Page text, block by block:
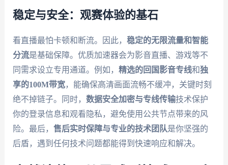
稳定与安全：观赛体验的基石
看直播最怕卡顿和断流。因此， 稳定的无限流量和智能
分流是基础保障。优质加速器会为影音直播、游戏等不
同需求设立专用通道。例如， 精选的回国影音专线和独
享的100M带宽，能确保高清画面流畅不缓冲，关键时刻
绝不掉链子。同时， 数据安全加密与专线传输技术保护
你的登录信息和观看隐私，避免使用公共节点带来的风
险。最后， 售后实时保障与专业的技术团队是你坚强的
后盾，遇到任何技术问题都能得到快速响应和解决。